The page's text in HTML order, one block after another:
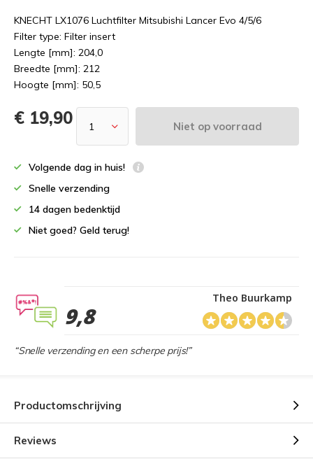
KNECHT LX1076 Luchtfilter Mitsubishi Lancer Evo 4/5/6
Filter type: Filter insert
Lengte [mm]: 204,0
Breedte [mm]: 212
Hoogte [mm]: 50,5
€ 19,90 Niet op voorraad
Volgende dag in huis!
Snelle verzending
14 dagen bedenktijd
Niet goed? Geld terug!
9,8
Theo Buurkamp
“Snelle verzending en een scherpe prijs!”
Productomschrijving
Reviews